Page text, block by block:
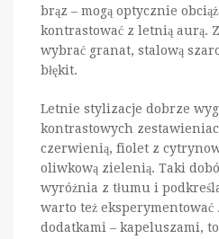
brąz – mogą optycznie
kontrastować z letnią aurą.
wybrać granat, stalową
błękit.
Letnie stylizacje dobrze
kontrastowych
czerwienią, fiolet z
oliwkową zielenią. Taki
wyróżnia z tłumu i
warto też
dodatkami – kapeluszami,